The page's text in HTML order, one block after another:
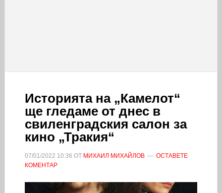
Историята на „Камелот“
ще гледаме от днес в
свиленградския салон за
кино „Тракия“
07/01/2022 10:36 ОТ МИХАИЛ МИХАЙЛОВ
ОСТАВЕТЕ
КОМЕНТАР